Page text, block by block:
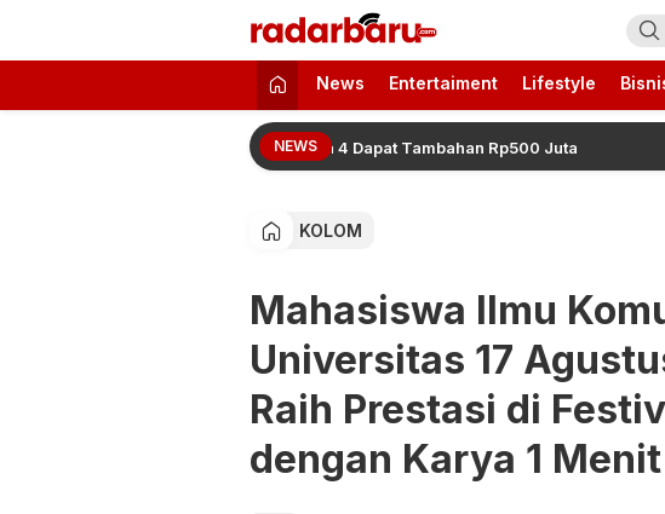
radarbaru.com
Informasi Berita Terbaru dan Terkini Hari Ini
News Entertaiment Lifestyle
NEWS
2026 Resmi Naik, Juara 2 hingga 4 Dapat Tambahan Rp500 Juta
KOLOM
Mahasiswa Ilmu
Universitas 17
Raih Prestasi di
dengan Karya 1 Menit